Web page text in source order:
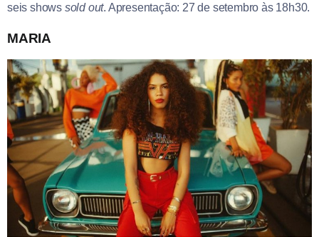
seis shows sold out. Apresentação: 27 de setembro às 18h30.
MARIA